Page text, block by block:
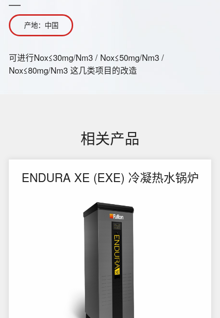
产地：中国
可进行Nox≤30mg/Nm3 / Nox≤50mg/Nm3 /
Nox≤80mg/Nm3 这几类项目的改造
相关产品
ENDURA XE (EXE) 冷凝热水锅炉